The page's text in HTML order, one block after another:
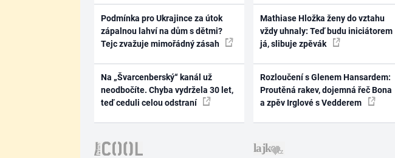
Podmínka pro Ukrajince za útok
zápalnou lahví na dům s dětmi?
Tejc zvažuje mimořádný zásah
Na „Švarcenberský“ kanál už
neodbočíte. Chyba vydržela 30 let,
teď ceduli celou odstraní
Mathiase Hložka ženy do vztahu
vždy uhnaly: Teď budu iniciátorem
já, slibuje zpěvák
Rozloučení s Glenem Hansardem:
Proutěná rakev, dojemná řeč Bona
a zpěv Irglové s Vedderem